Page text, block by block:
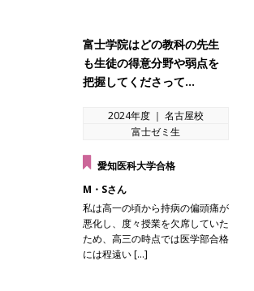
富士学院はどの教科の先生
も生徒の得意分野や弱点を
把握してくださって…
2024年度 ｜ 名古屋校
富士ゼミ生
愛知医科大学合格
M・Sさん
私は高一の頃から持病の偏頭痛が
悪化し、度々授業を欠席していた
ため、高三の時点では医学部合格
には程遠い […]